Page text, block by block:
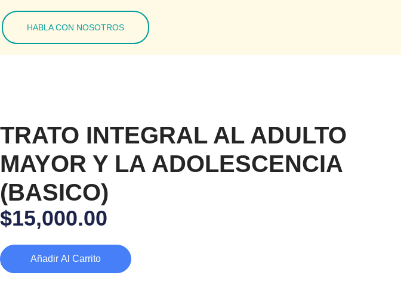
HABLA CON NOSOTROS
TRATO INTEGRAL AL ADULTO
MAYOR Y LA ADOLESCENCIA
(BASICO)
$15,000.00
Añadir Al Carrito